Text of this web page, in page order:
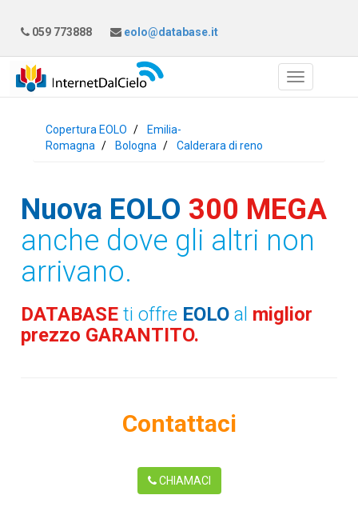
059 773888 eolo@database.it
Copertura EOLO
Emilia-
Romagna
Bologna Calderara di reno
Nuova EOLO 300 MEGA
anche dove gli altri non
arrivano.
DATABASEti offre EOLO al miglior
prezzo GARANTITO.
Contattaci
CHIAMACI